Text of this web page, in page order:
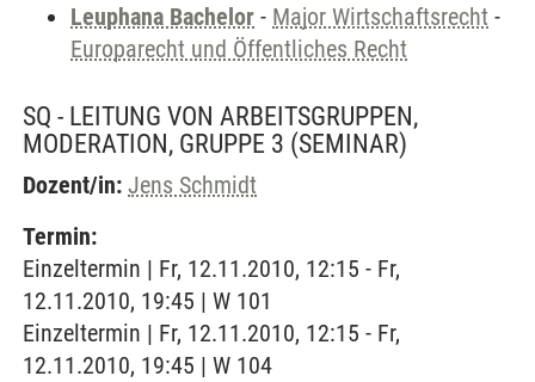
Leuphana Bachelor - Major Wirtschaftsrecht -
Europarecht und Öffentliches Recht
SQ - LEITUNG VON ARBEITSGRUPPEN,
MODERATION, GRUPPE 3 (SEMINAR)
Dozent/in: Jens Schmidt
Termin:
Einzeltermin | Fr, 12.11.2010, 12:15 - Fr,
12.11.2010, 19:45 | W 101
Einzeltermin | Fr, 12.11.2010, 12:15 - Fr,
12.11.2010, 19:45 | W 104